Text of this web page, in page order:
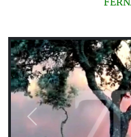
Previous